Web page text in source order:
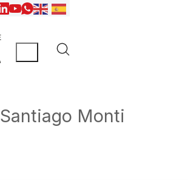
Santiago Monti